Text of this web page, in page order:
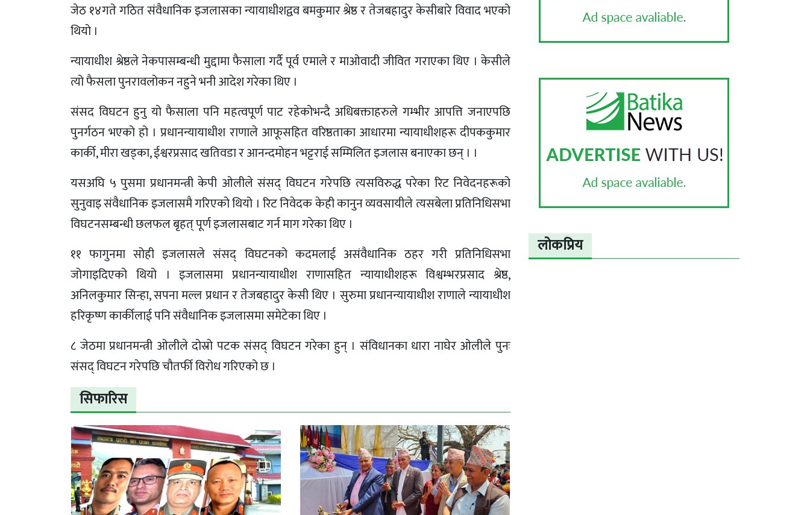
जेठ १४गते गठित संवैधानिक इजलासका न्यायाधीशद्वव बमकुमार श्रेष्ठ र तेजबहादुर केसीबारे विवाद भएको
थियो ।
न्यायाधीश श्रेष्ठले नेकपासम्बन्धी मुद्दामा फैसाला गर्दै पूर्व एमाले र माओवादी जीवित गराएका थिए । केसीले
त्यो फैसला पुनरावलोकन नहुने भनी आदेश गरेका थिए ।
संसद विघटन हुनु यो फैसाला पनि महत्वपूर्ण पाट रहेकोभन्दै अधिबक्ताहरुले गम्भीर आपत्ति जनाएपछि
पुनर्गठन भएको हो । प्रधानन्यायाधीश राणाले आफूसहित वरिष्ठताका आधारमा न्यायाधीशहरू दीपककुमार
कार्की, मीरा खड्का, ईश्वरप्रसाद खतिवडा र आनन्दमोहन भट्टराई सम्मिलित इजलास बनाएका छन् । ।
यसअघि ५ पुसमा प्रधानमन्त्री केपी ओलीले संसद् विघटन गरेपछि त्यसविरुद्ध परेका रिट निवेदनहरूको
सुनुवाइ संवैधानिक इजलासमै गरिएको थियो । रिट निवेदक केही कानुन व्यवसायीले त्यसबेला प्रतिनिधिसभा
विघटनसम्बन्धी छलफल बृहत् पूर्ण इजलासबाट गर्न माग गरेका थिए ।
११ फागुनमा सोही इजलासले संसद् विघटनको कदमलाई असंवैधानिक ठहर गरी प्रतिनिधिसभा
जोगाइदिएको थियो । इजलासमा प्रधानन्यायाधीश राणासहित न्यायाधीशहरू विश्वम्भरप्रसाद श्रेष्ठ,
अनिलकुमार सिन्हा, सपना मल्ल प्रधान र तेजबहादुर केसी थिए । सुरुमा प्रधानन्यायाधीश राणाले न्यायाधीश
हरिकृष्ण कार्कीलाई पनि संवैधानिक इजलासमा समेटेका थिए ।
८ जेठमा प्रधानमन्त्री ओलीले दोस्रो पटक संसद् विघटन गरेका हुन् । संविधानका धारा नाघेर ओलीले पुनः
संसद् विघटन गरेपछि चौतर्फी विरोध गरिएको छ ।
सिफारिस
लोकप्रिय